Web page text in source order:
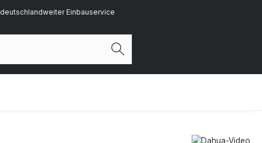
deutschlandweiter Einbauservice